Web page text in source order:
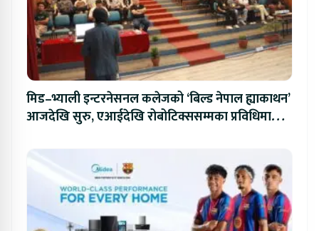
मिड–भ्याली इन्टरनेसनल कलेजको ‘बिल्ड नेपाल ह्याकाथन’
आजदेखि सुरु, एआईदेखि रोबोटिक्ससम्मका प्रविधिमा